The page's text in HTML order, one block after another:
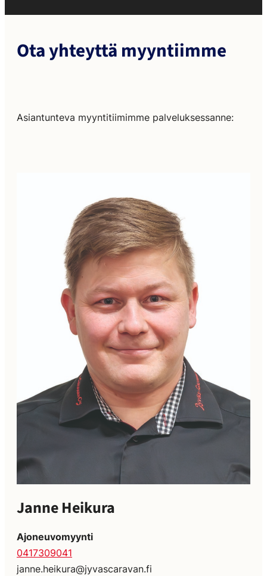
Ota yhteyttä myyntiimme
Asiantunteva myyntitiimimme palveluksessanne:
Janne Heikura
Ajoneuvomyynti
0417309041
janne.heikura@jyvascaravan.fi